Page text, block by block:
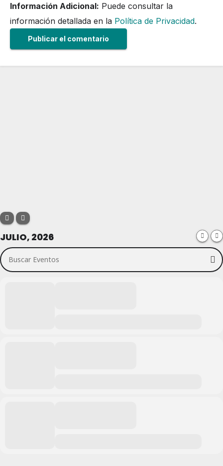
Información Adicional: Puede consultar la
información detallada en la Política de Privacidad.
JULIO, 2026
Buscar Eventos